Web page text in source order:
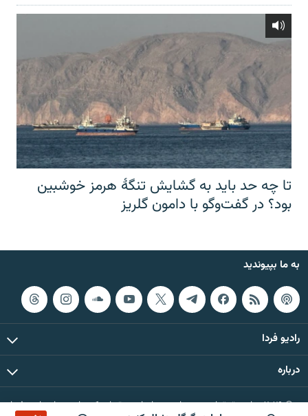
تا چه حد باید به گشایش تنگهٔ هرمز خوشبین
بود؟ در گفت‌وگو با دامون گلریز
به ما بپیوندید
رادیو فردا
درباره
© ۲۰۲۶ تمام حقوق این وب‌سایت، بر اساس مقررات کپی‌رایت، برای رادیو فردا